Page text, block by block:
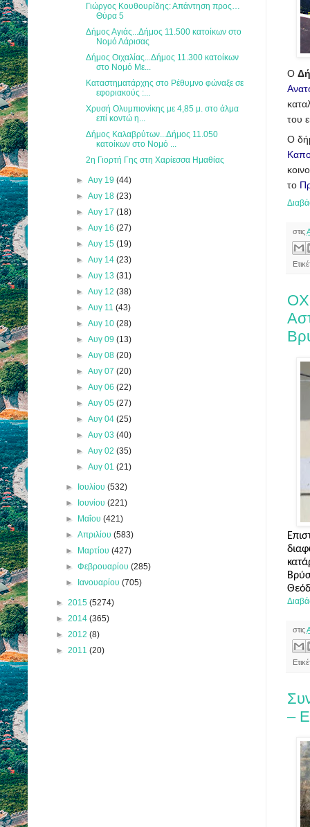
Ο
του
Ο
το
στις
στις
–
Γιώργος Κουθουρίδης: Απάντηση προς…
Θύρα 5
Δήμος Αγιάς...Δήμος 11.500 κατοίκων στο
Νομό Λάρισας
Δήμος Οιχαλίας...Δήμος 11.300 κατοίκων
στο Νομό Με...
Καταστηματάρχης στο Ρέθυμνο φώναξε σε
εφοριακούς :...
Χρυσή Ολυμπιονίκης με 4,85 μ. στο άλμα
επί κοντώ η...
Δήμος Καλαβρύτων...Δήμος 11.050
κατοίκων στο Νομό ...
2η Γιορτή Γης στη Χαρίεσσα Ημαθίας
► Αυγ 19 (44)
► Αυγ 18 (23)
► Αυγ 17 (18)
► Αυγ 16 (27)
► Αυγ 15 (19)
► Αυγ 14 (23)
► Αυγ 13 (31)
► Αυγ 12 (38)
► Αυγ 11 (43)
► Αυγ 10 (28)
► Αυγ 09 (13)
► Αυγ 08 (20)
► Αυγ 07 (20)
► Αυγ 06 (22)
► Αυγ 05 (27)
► Αυγ 04 (25)
► Αυγ 03 (40)
► Αυγ 02 (35)
► Αυγ 01 (21)
► Ιουλίου(532)
► Ιουνίου(221)
► Μαΐου(421)
►Απριλίου(583)
► Μαρτίου(427)
►Φεβρουαρίου(285)
► Ιανουαρίου(705)
► 2015 (5274)
► 2014 (365)
► 2012 (8)
► 2011 (20)